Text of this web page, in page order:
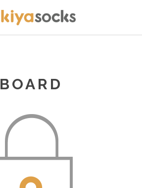
BOARD